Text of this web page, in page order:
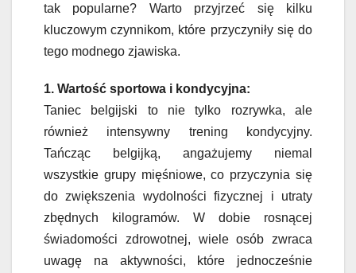
tak popularne? Warto przyjrzeć się kilku
kluczowym czynnikom, które przyczyniły się do
tego modnego zjawiska.
1. Wartość sportowa i kondycyjna:
Taniec belgijski to nie tylko rozrywka, ale
również intensywny trening kondycyjny.
Tańcząc belgijką, angażujemy niemal
wszystkie grupy mięśniowe, co przyczynia się
do zwiększenia wydolności fizycznej i utraty
zbędnych kilogramów. W dobie rosnącej
świadomości zdrowotnej, wiele osób zwraca
uwagę na aktywności, które jednocześnie